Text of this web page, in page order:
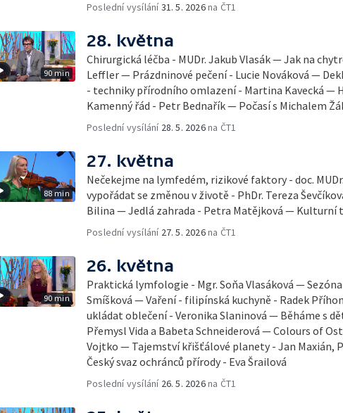
Poslední vysílání31. 5. 2026na ČT1
90 min
28. května
Chirurgická léčba - MUDr. Jakub Vlasák — Jak na
Leffler — Prázdninové pečení - Lucie Nováková —
- techniky přírodního omlazení - Martina Kavecká —
Kamenný řád - Petr Bednařík — Počasí s Michalem
Poslední vysílání 28. 5. 2026na ČT1
88 min
27. května
Nečekejme na lymfedém, rizikové faktory - doc.
vypořádat se změnou v životě - PhDr. Tereza
Bilina — Jedlá zahrada - Petra Matějková — Kulturní
Poslední vysílání 27. 5. 2026na ČT1
90 min
26. května
Praktická lymfologie - Mgr. Soňa Vlasáková —
Smíšková — Vaření - filipínská kuchyně - Radek
ukládat oblečení - Veronika Slaninová — Běháme s
Přemysl Vida a Babeta Schneiderová — Colours of
Vojtko — Tajemství křišťálové planety - Jan Maxián,
Český svaz ochránců přírody - Eva Šrailová
Poslední vysílání 26. 5. 2026na ČT1